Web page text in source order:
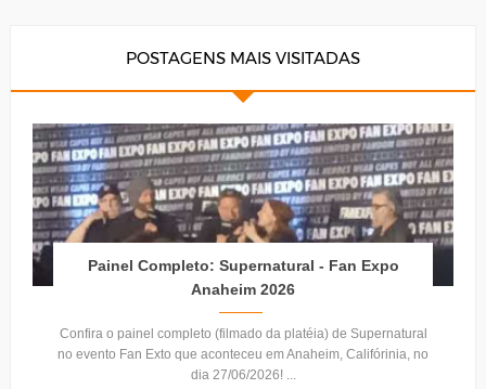
POSTAGENS MAIS VISITADAS
Painel Completo: Supernatural - Fan Expo
Anaheim 2026
Confira o painel completo (filmado da platéia) de Supernatural
no evento Fan Exto que aconteceu em Anaheim, Califórinia, no
dia 27/06/2026! ...